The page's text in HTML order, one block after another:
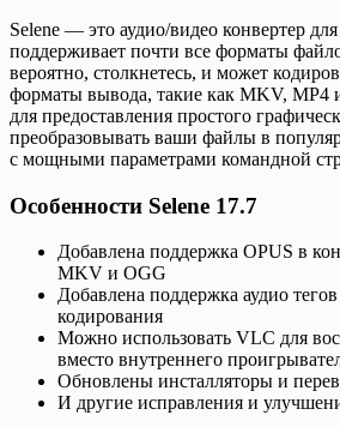
Selene — это аудио/видео конвертер
поддерживает почти все форматы
вероятно, столкнетесь, и может
форматы вывода, такие как MKV, MP4
для предоставления простого
преобразовывать ваши файлы в
с мощными параметрами командной
Особенности Selene 17.7
Добавлена ​​поддержка OPUS в
MKV и OGG
Добавлена ​​поддержка аудио
кодирования
Можно использовать VLC для
вместо внутреннего
Обновлены инсталляторы и
И другие исправления и